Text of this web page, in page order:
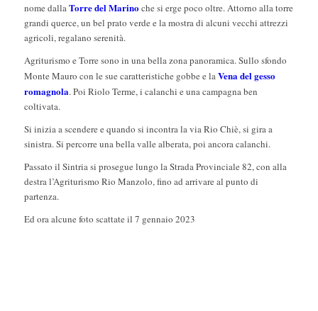
nome dallaTorre del Marinoche si erge poco oltre. Attorno alla torre
grandi querce, un bel prato verde e la mostra di alcuni vecchi attrezzi
agricoli, regalano serenità.
Agriturismo e Torre sono in una bella zona panoramica. Sullo sfondo
Monte Mauro con le sue caratteristiche gobbe e laVena del gesso
romagnola. Poi Riolo Terme, i calanchi e una campagna ben
coltivata.
Si inizia a scendere e quando si incontra la via Rio Chiè, si gira a
sinistra. Si percorre una bella valle alberata, poi ancora calanchi.
Passato il Sintria si prosegue lungo la Strada Provinciale 82, con alla
destra l’Agriturismo Rio Manzolo, fino ad arrivare al punto di
partenza.
Ed ora alcune foto scattate il 7 gennaio 2023